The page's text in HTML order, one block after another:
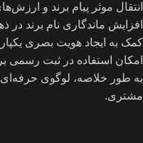
انتقال موثر پیام برند و
افزایش ماندگاری نام برند
کمک به ایجاد هویت بصری
امکان استفاده در ثبت رسمی
به‌ طور خلاصه، لوگوی
مشتری.